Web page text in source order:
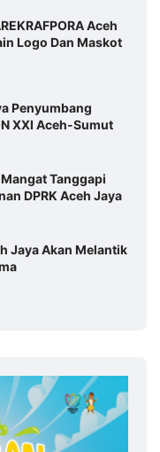
Aceh
Logo Dan Maskot
Penyumbang
XXI Aceh-Sumut
Tanggapi
DPRK Aceh Jaya
Jaya Akan Melantik